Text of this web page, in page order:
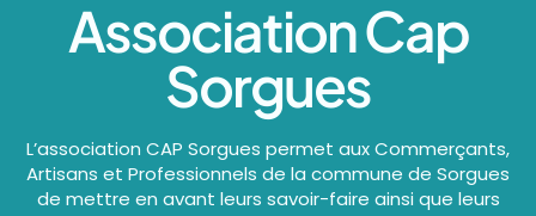
Association Cap
Sorgues
L’association CAP Sorgues permet aux Commerçants,
Artisans et Professionnels de la commune de Sorgues
de mettre en avant leurs savoir-faire ainsi que leurs